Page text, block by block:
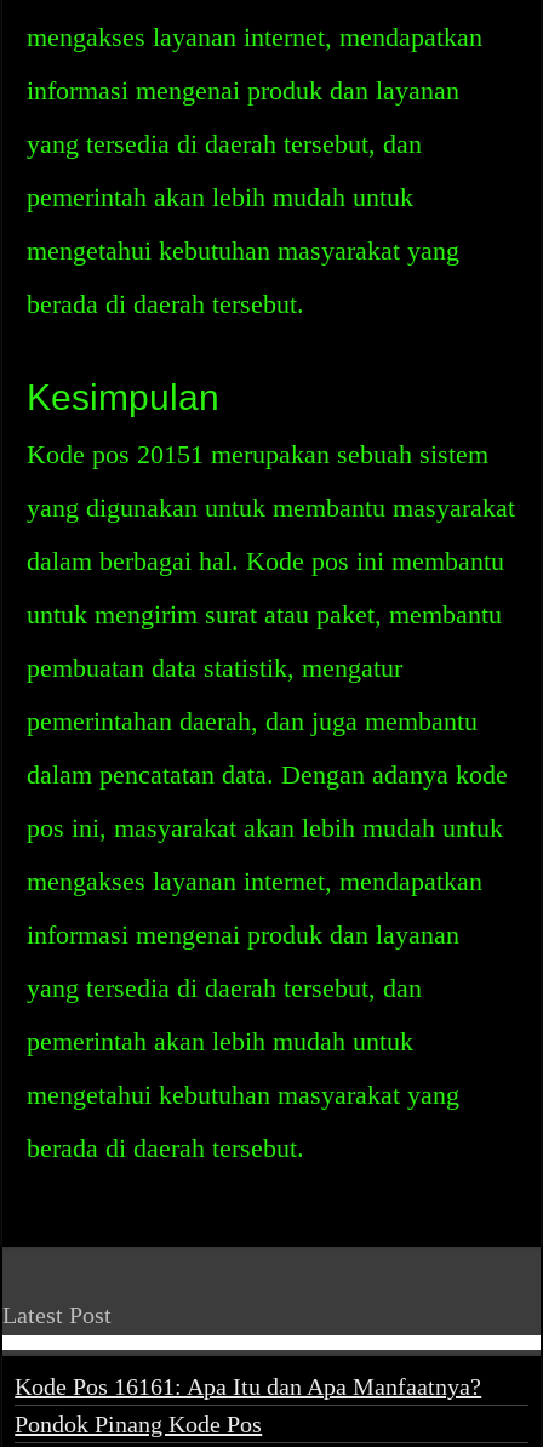
mengakses layanan internet, mendapatkan
informasi mengenai produk dan layanan
yang tersedia di daerah tersebut, dan
pemerintah akan lebih mudah untuk
mengetahui kebutuhan masyarakat yang
berada di daerah tersebut.
Kesimpulan
Kode pos 20151 merupakan sebuah sistem
yang digunakan untuk membantu masyarakat
dalam berbagai hal. Kode pos ini membantu
untuk mengirim surat atau paket, membantu
pembuatan data statistik, mengatur
pemerintahan daerah, dan juga membantu
dalam pencatatan data. Dengan adanya kode
pos ini, masyarakat akan lebih mudah untuk
mengakses layanan internet, mendapatkan
informasi mengenai produk dan layanan
yang tersedia di daerah tersebut, dan
pemerintah akan lebih mudah untuk
mengetahui kebutuhan masyarakat yang
berada di daerah tersebut.
Latest Post
Kode Pos 16161: Apa Itu dan Apa Manfaatnya?
Pondok Pinang Kode Pos